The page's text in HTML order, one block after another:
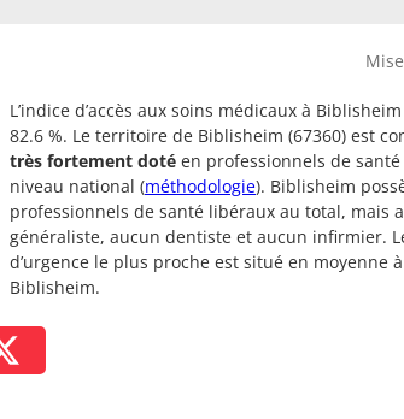
L’indice d’accès aux soins médicaux à
82.6 %. Le territoire de Biblisheim (67360) est
très fortement doté en professionnels de
niveau national (méthodologie). Biblisheim
professionnels de santé libéraux au total, mais
généraliste, aucun dentiste et aucun infirmier.
d’urgence le plus proche est situé en moyenne à
Biblisheim.